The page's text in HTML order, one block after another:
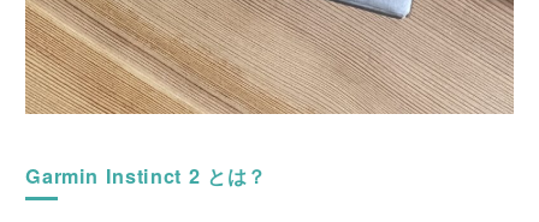
Garmin Instinct 2 とは？